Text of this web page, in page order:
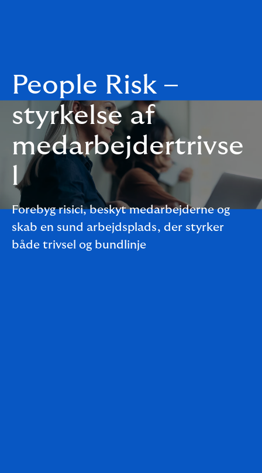
People Risk –
styrkelse af
medarbejdertrivse
l
Forebyg risici, beskyt medarbejderne og
skab en sund arbejdsplads, der styrker
både trivsel og bundlinje